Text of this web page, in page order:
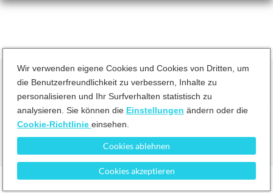
Pause
Unmute
Wir verwenden eigene Cookies und Cookies von Dritten, um
die Benutzerfreundlichkeit zu verbessern, Inhalte zu
personalisieren und Ihr Surfverhalten statistisch zu
analysieren. Sie können die Einstellungen ändern oder die
Cookie-Richtlinie einsehen.
Cookies akzeptieren
Cookies ablehnen